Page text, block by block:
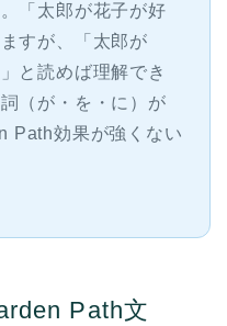
。「太郎が花子が好
すが、「太郎が
と読めば理解でき
（が・を・に）が
Path効果が強くない
Path文